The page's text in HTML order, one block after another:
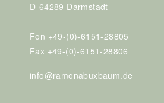
D-64289 Darmstadt
Fon +49-(0)-6151-28805
Fax +49-(0)-6151-28806
info@ramonabuxbaum.de